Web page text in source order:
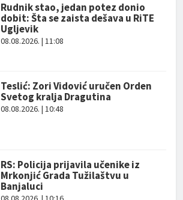
Rudnik stao, jedan potez donio
dobit: Šta se zaista dešava u RiTE
Ugljevik
08.08.2026. | 11:08
Teslić: Zori Vidović uručen Orden
Svetog kralja Dragutina
08.08.2026. | 10:48
RS: Policija prijavila učenike iz
Mrkonjić Grada Tužilaštvu u
Banjaluci